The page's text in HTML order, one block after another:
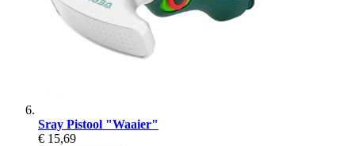
Sray Pistool "Waaier"
€ 15,69